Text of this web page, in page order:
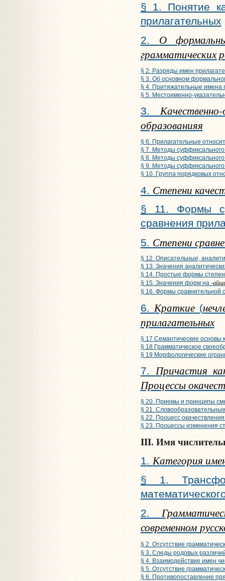
§ 1. Понятие
прилагательных
2. О
грамматических
§ 2. Разряды имен
§ 3. Об основном
§ 4. Притяжательные имена
§ 5. Местоименно-
3. Качественно-
образованияя
§ 6. Прилагательные
§ 7. Методы
§ 8. Методы суффиксального
§ 9. Методы суффиксального
§ 10. Группа порядковых
4. Степени
§ 11. Формы
сравнения
5. Степени
§ 12. Описательные,
§ 13. Значения
§ 14. Простые формы
§ 15. Значения форм на -
§ 16. Формы сравнительной
6. Краткие(
прилагательных
§ 17 Семантические основы
§ 18 Грамматическое
§ 19 Морфологические
7. Причастия
Процессы
§ 20. Приемы и принципы
§ 21.
§ 22. Процесс
§ 23. Процессы изменения
III. Имя
1. Категория
§ 1.
2.
современном
§ 2. Отсутствие
§ 3. Следы родовых
§ 4. Взаимодействие имен
§ 5. Отсутствие
§ 6. Противопоставление